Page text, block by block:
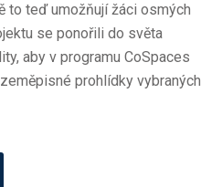
to teď umožňují žáci osmých
se ponořili do světa
aby v programu CoSpaces
prohlídky vybraných